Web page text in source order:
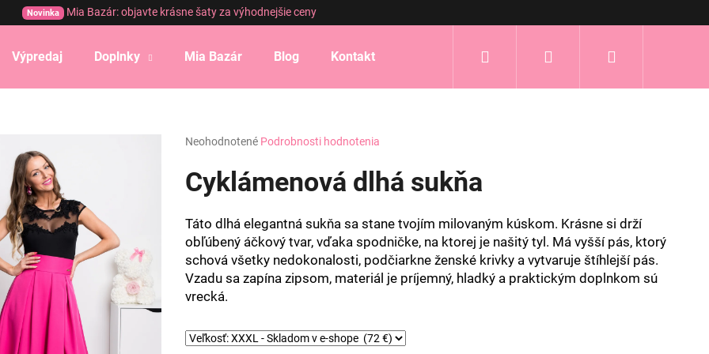
Novinka Mia Bazár: objavte krásne šaty za výhodnejšie ceny
Výpredaj Doplnky Mia Bazár Blog Kontakt Prihlásenie
Priemerné
produktu
je
5
hviezdičiek.
Neohodnotené Podrobnosti hodnotenia
Cyklámenová dlhá sukňa
Táto dlhá elegantná sukňa sa stane tvojím milovaným kúskom. Krásne si drží
obľúbený áčkový tvar, vďaka spodničke, na ktorej je našitý tyl. Má vyšší pás, ktorý
schová všetky nedokonalosti, podčiarkne ženské krivky a vytvaruje štíhlejší pás.
Vzadu sa zapína zipsom, materiál je príjemný, hladký a praktickým doplnkom sú
vrecká.
Čo potrebujete nájsť?
HĽADAŤ
Odporúčame